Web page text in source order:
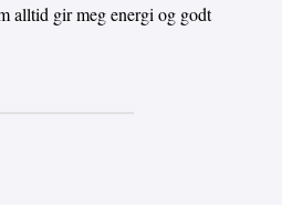
alltid gir meg energi og godt